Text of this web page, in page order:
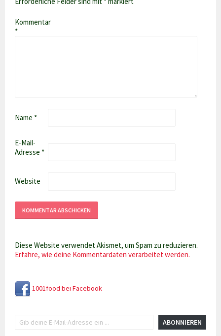
Kommentar
*
Name *
E-Mail-
Adresse *
Website
Diese Website verwendet Akismet, um Spam zu reduzieren.
Erfahre, wie deine Kommentardaten verarbeitet werden.
1001food bei Facebook
ABONNIEREN